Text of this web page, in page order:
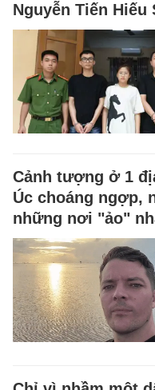
Nguyễn Tiến Hiếu
Cảnh tượng ở 1
Úc choáng ngợp,
những nơi "ảo"